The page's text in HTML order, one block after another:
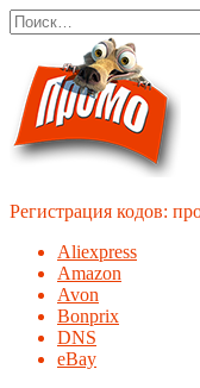
Перейти
к
содержанию
Search
for:
Регистрация кодов:
Aliexpress
Amazon
Avon
Bonprix
DNS
eBay